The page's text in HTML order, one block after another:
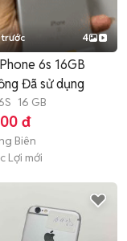
trước 4
6s 16GB
Đã sử dụng
16 GB
đ
Biên
Lợi mới